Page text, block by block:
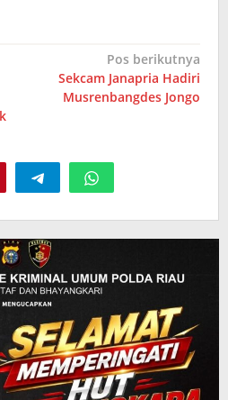
Pos berikutnya
Sekcam Janapria Hadiri
Musrenbangdes Jongo